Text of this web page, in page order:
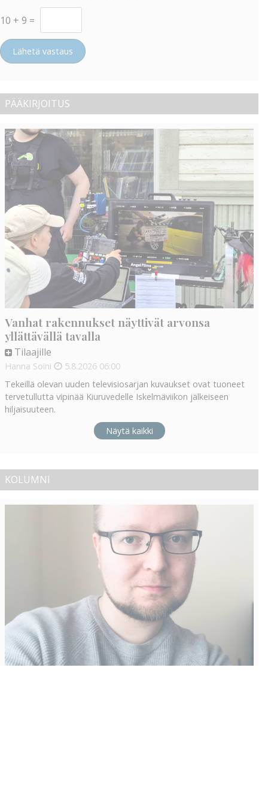
10 + 9 =
Lähetä vastaus
PÄÄKIRJOITUS
Vanhat rakennukset näyttivät arvonsa
yllättävällä tavalla
Tilaajille
Hanna Soini 5.8.2026 06:00
Tekeillä olevan uuden televisiosarjan kuvaukset ovat tuoneet
tervetullutta vipinää Kiuruvedelle Iskelmäviikon jälkeiseen
hiljaisuuteen.
Näytä kaikki
KOLUMNI